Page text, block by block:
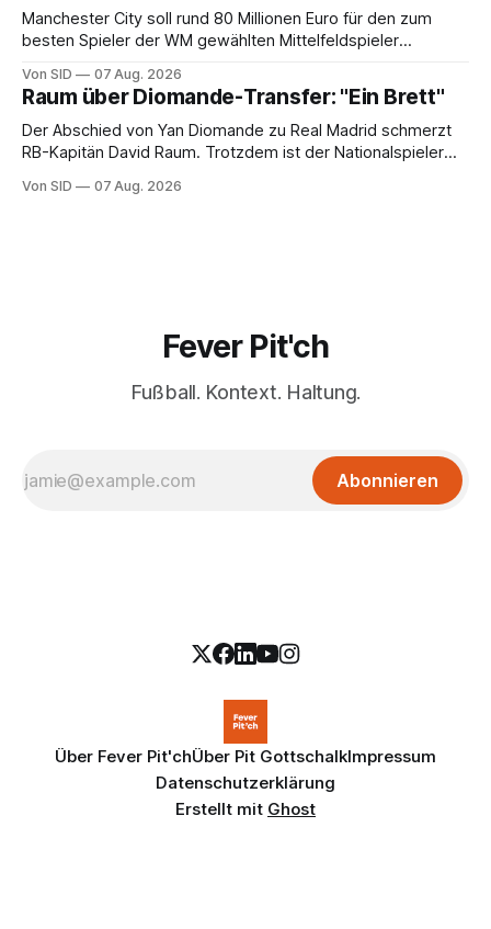
Manchester City soll rund 80 Millionen Euro für den zum
besten Spieler der WM gewählten Mittelfeldspieler
Von SID 07 Aug. 2026
Raum über Diomande-Transfer: "Ein Brett"
Der Abschied von Yan Diomande zu Real Madrid schmerzt
RB-Kapitän David Raum. Trotzdem ist der Nationalspieler
Von SID 07 Aug. 2026
Fever Pit'ch
Fußball. Kontext. Haltung.
Abonnieren
Über Fever Pit'chÜber Pit GottschalkImpressum
Datenschutzerklärung
Erstellt mit Ghost